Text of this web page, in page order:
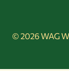
© 2026 WAG